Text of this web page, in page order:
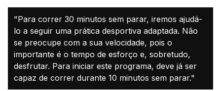
"Para correr 30 minutos sem parar, iremos ajudá-
lo a seguir uma prática desportiva adaptada. Não
se preocupe com a sua velocidade, pois o
importante é o tempo de esforço e, sobretudo,
desfrutar. Para iniciar este programa, deve já ser
capaz de correr durante 10 minutos sem parar."